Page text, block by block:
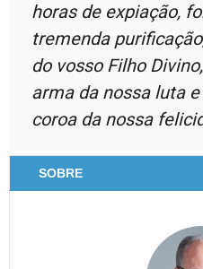
horas de expiação,
tremenda
do vosso Filho
arma da nossa luta
coroa da nossa
SOBRE